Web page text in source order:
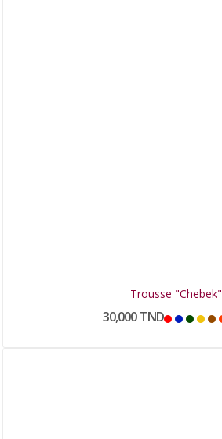
Trousse "Chebek"
30,000 TND